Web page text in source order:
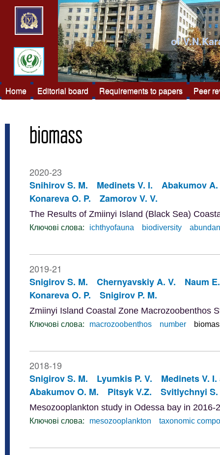
of
Home Editorial board Requirements to papers Peer
biomass
2020-23
Snihirov S. M.
Medinets V. I.
Abakumov A.
Konareva O. P.
Zamorov V. V.
The Results of Zmiinyi Island (Black Sea)
Ключові слова: ichthyofauna biodiversity
2019-21
Snigirov S. M.
Chernyavskiy A. V.
Naum
Konareva O. P.
Snigirov P. M.
Zmiinyi Island Coastal Zone Macrozoobenthos
Ключові слова: macrozoobenthos number
2018-19
Snigirov S. M.
Lyumkis P. V.
Medinets V. I.
Abakumov O. M.
Pitsyk V.Z. Svitlychnyi S.
Mesozooplankton study in Odessa bay in 2016-
Ключові слова: mesozooplankton taxonomic